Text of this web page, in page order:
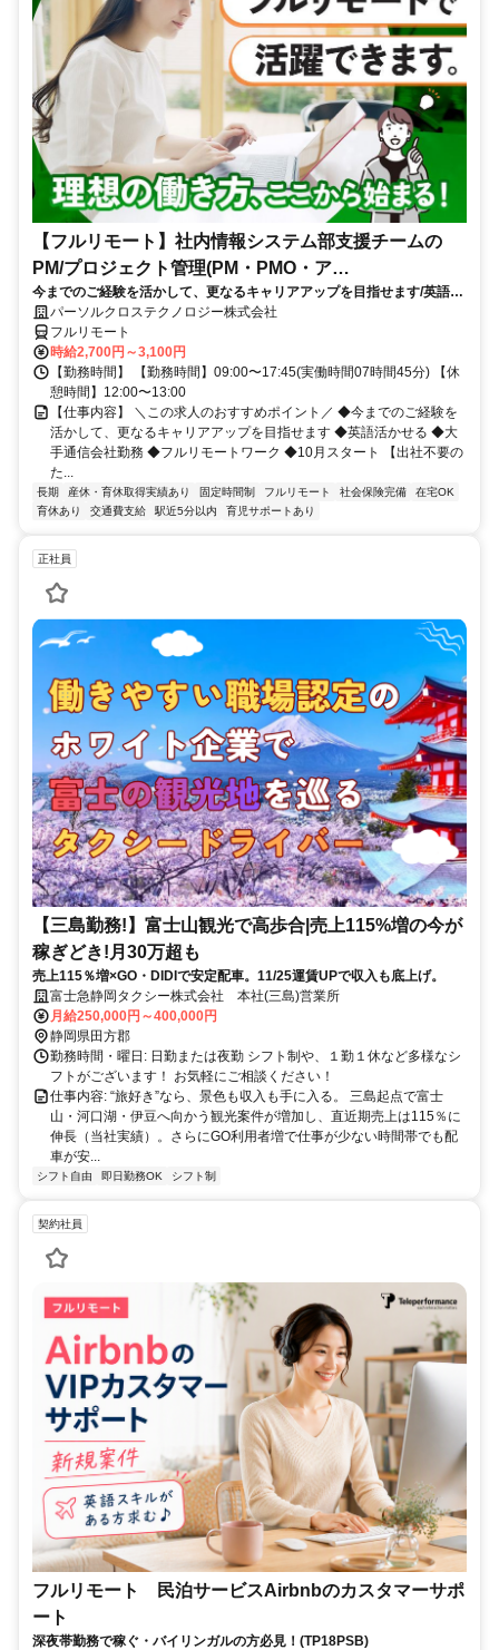
【フルリモート】社内情報システム部支援チームの
PM/プロジェクト管理(PM・PMO・ア
シ)_N260774362
今までのご経験を活かして、更なるキャリアアップを目指せます/英語活
かせる/大手通信会社勤務/フルリモートワーク/10月スタート
パーソルクロステクノロジー株式会社
フルリモート
時給2,700円～3,100円
【勤務時間】 【勤務時間】09:00〜17:45(実働時間07時間45分) 【休
憩時間】12:00〜13:00
【仕事内容】 ＼この求人のおすすめポイント／ ◆今までのご経験を
活かして、更なるキャリアアップを目指せます ◆英語活かせる ◆大
手通信会社勤務 ◆フルリモートワーク ◆10月スタート 【出社不要の
た...
長期 産休・育休取得実績あり 固定時間制 フルリモート 社会保険完備
在宅OK
育休あり
交通費支給 駅近5分以内 育児サポートあり
正社員
【三島勤務!】富士山観光で高歩合|売上115%増の今が
稼ぎどき!月30万超も
売上115％増×GO・DIDIで安定配車。11/25運賃UPで収入も底上げ。
富士急静岡タクシー株式会社 本社(三島)営業所
月給250,000円～400,000円
静岡県田方郡
勤務時間・曜日: 日勤または夜勤 シフト制や、１勤１休など多様なシ
フトがございます！ お気軽にご相談ください！
仕事内容: “旅好き”なら、景色も収入も手に入る。 三島起点で富士
山・河口湖・伊豆へ向かう観光案件が増加し、直近期売上は115％に
伸長（当社実績）。さらにGO利用者増で仕事が少ない時間帯でも配
車が安...
シフト自由 即日勤務OK シフト制
契約社員
フルリモート 民泊サービスAirbnbのカスタマーサポ
ート
深夜帯勤務で稼ぐ・バイリンガルの方必見！(TP18PSB)